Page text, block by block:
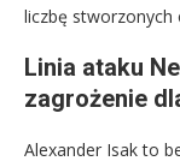
liczbę stworzonych
Linia ataku
zagrożenie
Alexander Isak to